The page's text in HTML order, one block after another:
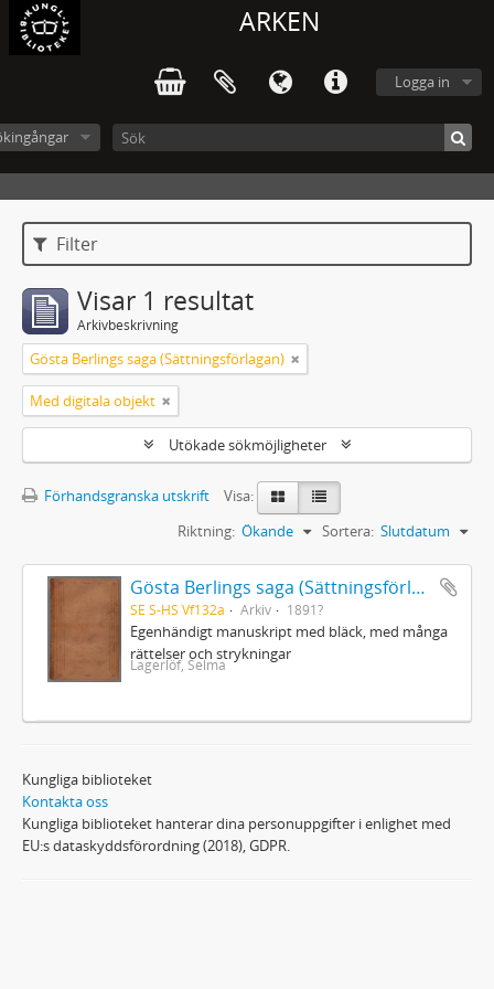
ARKEN
Logga in
Filter
Visar 1 resultat
Arkivbeskrivning
Gösta Berlings saga (Sättningsförlagan)
Med digitala objekt
Utökade sökmöjligheter
Förhandsgranska utskrift
Visa:
Sortera: Slutdatum
Riktning: Ökande
Gösta Berlings saga (Sättningsförlagan)
SE S-HS Vf132a Arkiv 1891?
Egenhändigt manuskript med bläck, med många
rättelser och strykningar
Lagerlöf, Selma
Kungliga biblioteket
Kontakta oss
Kungliga biblioteket hanterar dina personuppgifter i enlighet med
EU:s dataskyddsförordning (2018), GDPR.